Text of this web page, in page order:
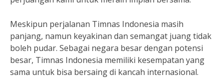
Meskipun perjalanan Timnas Indonesia masih
panjang, namun keyakinan dan semangat juang tidak
boleh pudar. Sebagai negara besar dengan potensi
besar, Timnas Indonesia memiliki kesempatan yang
sama untuk bisa bersaing di kancah internasional.